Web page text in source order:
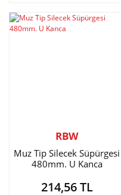
RBW
Muz Tip Silecek Süpürgesi
480mm. U Kanca
214,56 TL